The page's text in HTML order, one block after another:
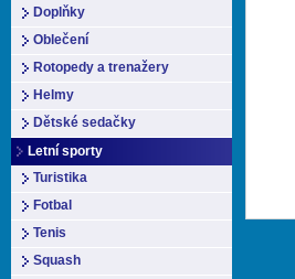
Doplňky
Oblečení
Rotopedy a trenažery
Helmy
Dětské sedačky
Letní sporty
Turistika
Fotbal
Tenis
Squash